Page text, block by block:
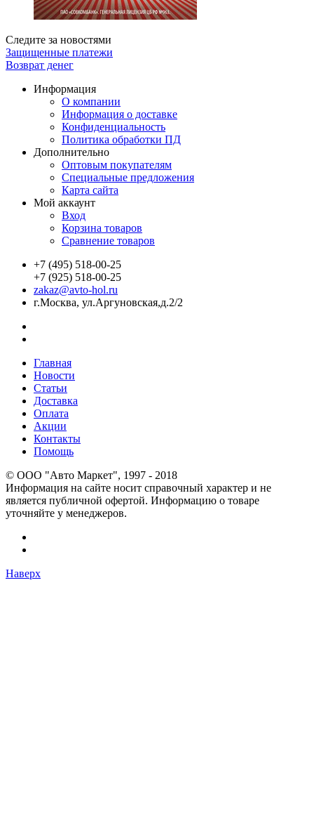
Следите за новостями
Защищенные платежи
Возврат денег
Информация
О компании
Информация о доставке
Конфиденциальность
Политика обработки ПД
Дополнительно
Оптовым покупателям
Специальные предложения
Карта сайта
Мой аккаунт
Вход
Корзина товаров
Сравнение товаров
+7 (495) 518-00-25
+7 (925) 518-00-25
zakaz@avto-hol.ru
г.Москва, ул.Аргуновская,д.2/2
Главная
Новости
Статьи
Доставка
Оплата
Акции
Контакты
Помощь
© OOO "Авто Маркет", 1997 - 2018
Информация на сайте носит справочный характер и не
является публичной офертой. Информацию о товаре
уточняйте у менеджеров.
Наверх